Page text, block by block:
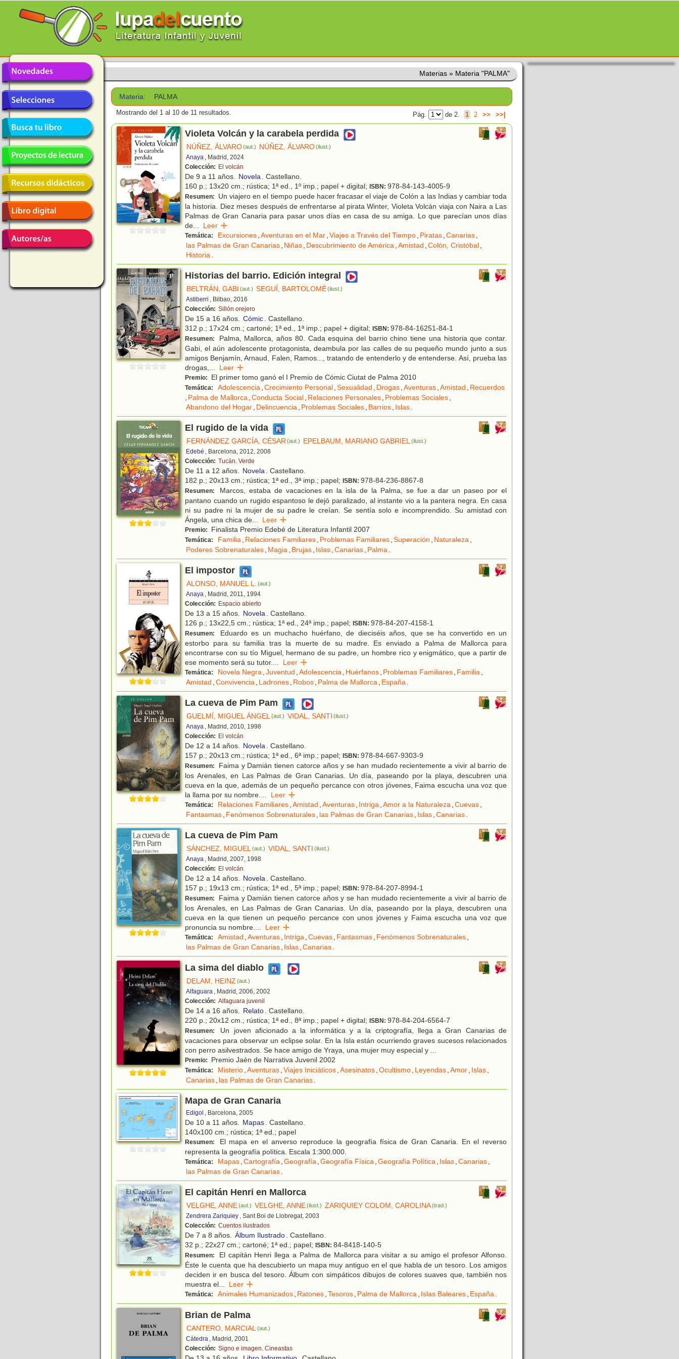
Materias » Materia "PALMA"
Materia: PALMA
Mostrando del 1 al 10 de 11 resultados. Pág. de 2. 1 2 >> >>|
Violeta Volcán y la carabela perdida
NÚÑEZ, ÁLVARO(aut.) NÚÑEZ, ÁLVARO(ilust.)
Anaya , Madrid, 2024
Colección: El volcán
De 9 a 11 años. Novela. Castellano.
160 p.; 13x20 cm.; rústica; 1ª ed., 1º imp.; papel + digital; ISBN: 978-84-143-4005-9
Resumen:
Un viajero en el tiempo puede hacer fracasar el viaje de Colón a las Indias y cambiar toda
la historia. Diez meses después de enfrentarse al pirata Winter, Violeta Volcán viaja con Naira a Las
Palmas de Gran Canaria para pasar unos días en casa de su amiga. Lo que parecían unos días
de... Leer
Temática: Excursiones,Aventuras en el Mar,Viajes a Través del Tiempo, Piratas,Canarias,
las Palmas de Gran Canarias, Niñas, Descubrimiento de América,Amistad ,Colón, Cristóbal,
Historia.
Historias del barrio. Edición integral
BELTRÁN, GABI (aut.) SEGUÍ, BARTOLOMÉ(ilust.)
Astiberri , Bilbao, 2016
Colección: Sillón orejero
De 15 a 16 años. Cómic. Castellano.
312 p.; 17x24 cm.; cartoné; 1ª ed., 1ª imp.; papel + digital; ISBN: 978-84-16251-84-1
Resumen:
Palma, Mallorca, años 80. Cada esquina del barrio chino tiene una historia que contar.
Gabi, el aún adolescente protagonista, deambula por las calles de su pequeño mundo junto a sus
amigos Benjamín, Arnaud, Falen, Ramos..., tratando de entenderlo y de entenderse. Así, prueba las
drogas,... Leer
Premio: El primer tomo ganó el I Premio de Cómic Ciutat de Palma 2010
Temática: Adolescencia,Crecimiento Personal,Sexualidad , Drogas,Aventuras,Amistad , Recuerdos
, Palma de Mallorca,Conducta Social, Relaciones Personales, Problemas Sociales,
Abandono del Hogar, Delincuencia, Problemas Sociales, Barrios, Islas.
El rugido de la vida
FERNÁNDEZ GARCÍA, CÉSAR(aut.) EPELBAUM, MARIANO GABRIEL(ilust.)
Edebé , Barcelona, 2012, 2008
Colección: Tucán. Verde
De 11 a 12 años. Novela. Castellano.
182 p.; 20x13 cm.; rústica; 1ª ed., 3ª imp.; papel; ISBN: 978-84-236-8867-8
Resumen:
Marcos, estaba de vacaciones en la isla de la Palma, se fue a dar un paseo por el
pantano cuando un rugido espantoso le dejó paralizado, al instante vio a la pantera negra. En casa
ni su padre ni la mujer de su padre le creían. Se sentía solo e incomprendido. Su amistad con
Ángela, una chica de... Leer
Premio: Finalista Premio Edebé de Literatura Infantil 2007
Temática: Familia, Relaciones Familiares, Problemas Familiares,Superación , Naturaleza,
Poderes Sobrenaturales, Magia, Brujas, Islas,Canarias, Palma.
El impostor
ALONSO, MANUEL L. (aut.)
Anaya , Madrid, 2011, 1994
Colección: Espacio abierto
De 13 a 15 años. Novela. Castellano.
126 p.; 13x22,5 cm.; rústica; 1ª ed., 24ª imp.; papel; ISBN: 978-84-207-4158-1
Resumen:
Eduardo es un muchacho huérfano, de dieciséis años, que se ha convertido en un
estorbo para su familia tras la muerte de su madre. Es enviado a Palma de Mallorca para
encontrarse con su tío Miguel, hermano de su padre, un hombre rico y enigmático, que a partir de
ese momento será su tutor.... Leer
Temática: Novela Negra,Juventud ,Adolescencia, Huérfanos, Problemas Familiares, Familia,
Amistad ,Convivencia, Ladrones, Robos, Palma de Mallorca, España.
La cueva de Pim Pam
GUELMÍ, MIGUEL ÁNGEL(aut.) VIDAL, SANTI (ilust.)
Anaya , Madrid, 2010, 1998
Colección: El volcán
De 12 a 14 años. Novela. Castellano.
157 p.; 20x13 cm.; rústica; 1ª ed., 6ª imp.; papel; ISBN: 978-84-667-9303-9
Resumen:
Faima y Damián tienen catorce años y se han mudado recientemente a vivir al barrio de
los Arenales, en Las Palmas de Gran Canarias. Un día, paseando por la playa, descubren una
cueva en la que, además de un pequeño percance con otros jóvenes, Faima escucha una voz que
la llama por su nombre.... Leer
Temática: Relaciones Familiares,Amistad ,Aventuras, Intriga,Amor a la Naturaleza,Cuevas,
Fantasmas, Fenómenos Sobrenaturales, las Palmas de Gran Canarias, Islas,Canarias.
La cueva de Pim Pam
SÁNCHEZ, MIGUEL(aut.) VIDAL, SANTI (ilust.)
Anaya , Madrid, 2007, 1998
Colección: El volcán
De 12 a 14 años. Novela. Castellano.
157 p.; 19x13 cm.; rústica; 1ª ed., 5ª imp.; papel; ISBN: 978-84-207-8994-1
Resumen:
Faima y Damián tienen catorce años y se han mudado recientemente a vivir al barrio de
los Arenales, en Las Palmas de Gran Canarias. Un día, paseando por la playa, descubren una
cueva en la que tienen un pequeño percance con unos jóvenes y Faima escucha una voz que
pronuncia su nombre.... Leer
Temática: Amistad ,Aventuras, Intriga,Cuevas, Fantasmas, Fenómenos Sobrenaturales,
las Palmas de Gran Canarias, Islas,Canarias.
La sima del diablo
DELAM, HEINZ(aut.)
Alfaguara , Madrid, 2006, 2002
Colección: Alfaguara juvenil
De 14 a 16 años. Relato. Castellano.
220 p.; 20x12 cm.; rústica; 1ª ed., 8ª imp.; papel + digital; ISBN: 978-84-204-6564-7
Resumen:
Un joven aficionado a la informática y a la criptografía, llega a Gran Canarias de
vacaciones para observar un eclipse solar. En la Isla están ocurriendo graves sucesos relacionados
con perro asilvestrados. Se hace amigo de Yraya, una mujer muy especial y ...
Premio: Premio Jaén de Narrativa Juvenil 2002
Temática: Misterio,Aventuras,Viajes Iniciáticos,Asesinatos,Ocultismo, Leyendas,Amor, Islas,
Canarias, las Palmas de Gran Canarias.
Mapa de Gran Canaria
Edigol , Barcelona, 2005
De 10 a 11 años. Mapas. Castellano.
140x100 cm.; rústica; 1ª ed.; papel
Resumen:
El mapa en el anverso reproduce la geografía física de Gran Canaria. En el reverso
representa la geografía política. Escala 1:300.000.
Temática: Mapas,Cartografía,Geografía,Geografía Física,Geografía Política, Islas,Canarias,
las Palmas de Gran Canarias.
El capitán Henri en Mallorca
VELGHE, ANNE(aut.) VELGHE, ANNE(ilust.) ZARIQUIEY COLOM, CAROLINA(trad.)
Zendrera Zariquiey , Sant Boi de Llobregat, 2003
Colección: Cuentos ilustrados
De 7 a 8 años. Álbum Ilustrado. Castellano.
32 p.; 22x27 cm.; cartoné; 1ª ed.; papel; ISBN: 84-8418-140-5
Resumen:
El capitán Henri llega a Palma de Mallorca para visitar a su amigo el profesor Alfonso.
Éste le cuenta que ha descubierto un mapa muy antiguo en el que habla de un tesoro. Los amigos
deciden ir en busca del tesoro. Álbum con simpáticos dibujos de colores suaves que, también nos
muestra el... Leer
Temática: Animales Humanizados, Ratones,Tesoros, Palma de Mallorca, Islas Baleares, España.
Brian de Palma
CANTERO, MARCIAL(aut.)
Cátedra , Madrid, 2001
Colección: Signo e imagen. Cineastas